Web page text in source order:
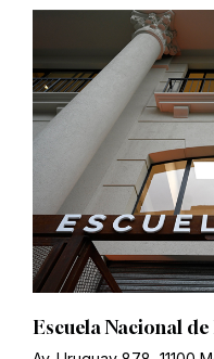
Escuela Nacional